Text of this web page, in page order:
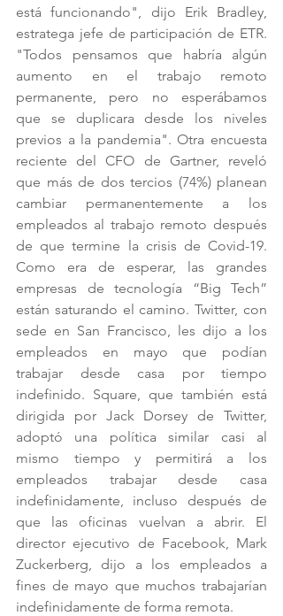
está funcionando", dijo Erik Bradley,
estratega jefe de participación de ETR.
"Todos pensamos que habría algún
aumento en el trabajo remoto
permanente, pero no esperábamos
que se duplicara desde los niveles
previos a la pandemia". Otra encuesta
reciente del CFO de Gartner, reveló
que más de dos tercios (74%) planean
cambiar permanentemente a los
empleados al trabajo remoto después
de que termine la crisis de Covid-19.
Como era de esperar, las grandes
empresas de tecnología “Big Tech”
están saturando el camino. Twitter, con
sede en San Francisco, les dijo a los
empleados en mayo que podían
trabajar desde casa por tiempo
indefinido. Square, que también está
dirigida por Jack Dorsey de Twitter,
adoptó una política similar casi al
mismo tiempo y permitirá a los
empleados trabajar desde casa
indefinidamente, incluso después de
que las oficinas vuelvan a abrir. El
director ejecutivo de Facebook, Mark
Zuckerberg, dijo a los empleados a
fines de mayo que muchos trabajarían
indefinidamente de forma remota.